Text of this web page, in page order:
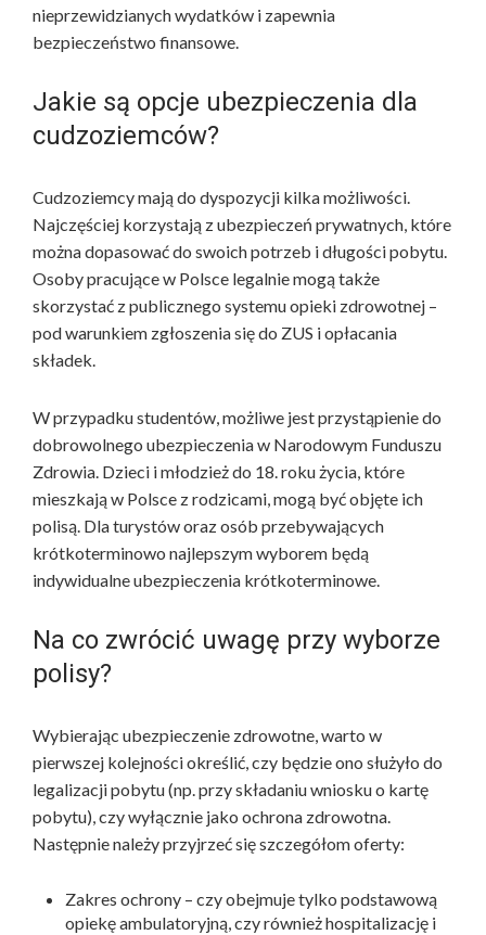
nieprzewidzianych wydatków i zapewnia
bezpieczeństwo finansowe.
Jakie są opcje ubezpieczenia dla
cudzoziemców?
Cudzoziemcy mają do dyspozycji kilka możliwości.
Najczęściej korzystają z ubezpieczeń prywatnych, które
można dopasować do swoich potrzeb i długości pobytu.
Osoby pracujące w Polsce legalnie mogą także
skorzystać z publicznego systemu opieki zdrowotnej –
pod warunkiem zgłoszenia się do ZUS i opłacania
składek.
W przypadku studentów, możliwe jest przystąpienie do
dobrowolnego ubezpieczenia w Narodowym Funduszu
Zdrowia. Dzieci i młodzież do 18. roku życia, które
mieszkają w Polsce z rodzicami, mogą być objęte ich
polisą. Dla turystów oraz osób przebywających
krótkoterminowo najlepszym wyborem będą
indywidualne ubezpieczenia krótkoterminowe.
Na co zwrócić uwagę przy wyborze
polisy?
Wybierając ubezpieczenie zdrowotne, warto w
pierwszej kolejności określić, czy będzie ono służyło do
legalizacji pobytu (np. przy składaniu wniosku o kartę
pobytu), czy wyłącznie jako ochrona zdrowotna.
Następnie należy przyjrzeć się szczegółom oferty:
Zakres ochrony – czy obejmuje tylko podstawową
opiekę ambulatoryjną, czy również hospitalizację i